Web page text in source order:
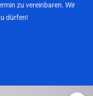
zu vereinbaren. Wir
dürfen!